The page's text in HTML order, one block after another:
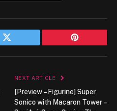
Twitter Pinterest
NEXT ARTICLE
[Preview – Figurine] Super
Sonico with Macaron Tower –